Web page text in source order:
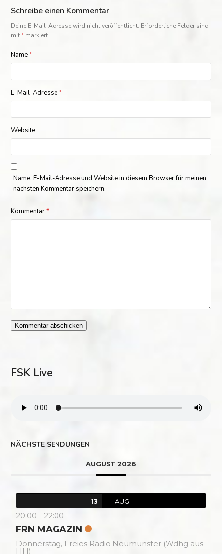
Schreibe einen Kommentar
Deine E-Mail-Adresse wird nicht veröffentlicht. Erforderliche Felder sind
mit* markiert
Name*
E-Mail-Adresse*
Website
Name, E-Mail-Adresse und Website in diesem Browser für meinen
nächsten Kommentar speichern.
Kommentar*
FSK Live
NÄCHSTE SENDUNGEN
AUGUST 2026
13 AUG.
20:00 - 22:00
FRN MAGAZIN
Donnerstag, Freies Radio Neumünster (Wdhg aus
HH)